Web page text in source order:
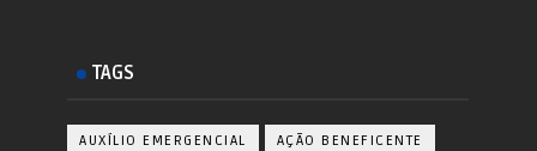
TAGS
AUXÍLIO EMERGENCIAL AÇÃO BENEFICENTE